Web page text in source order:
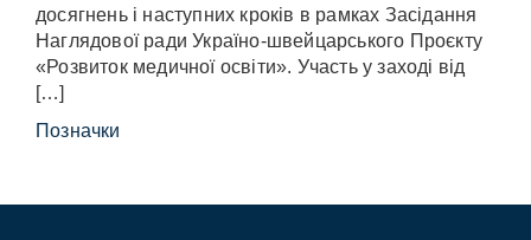
досягнень і наступних кроків в рамках Засідання
Наглядової ради Україно-швейцарського Проєкту
«Розвиток медичної освіти». Участь у заході від
[…]
Позначки